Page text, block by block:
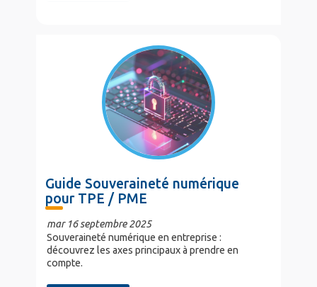
Guide Souveraineté numérique
pour TPE / PME
mar 16 septembre 2025
Souveraineté numérique en entreprise :
découvrez les axes principaux à prendre en
compte.